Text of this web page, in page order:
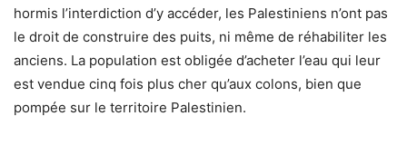
hormis l’interdiction d’y accéder, les Palestiniens n’ont pas
le droit de construire des puits, ni même de réhabiliter les
anciens. La population est obligée d’acheter l’eau qui leur
est vendue cinq fois plus cher qu’aux colons, bien que
pompée sur le territoire Palestinien.